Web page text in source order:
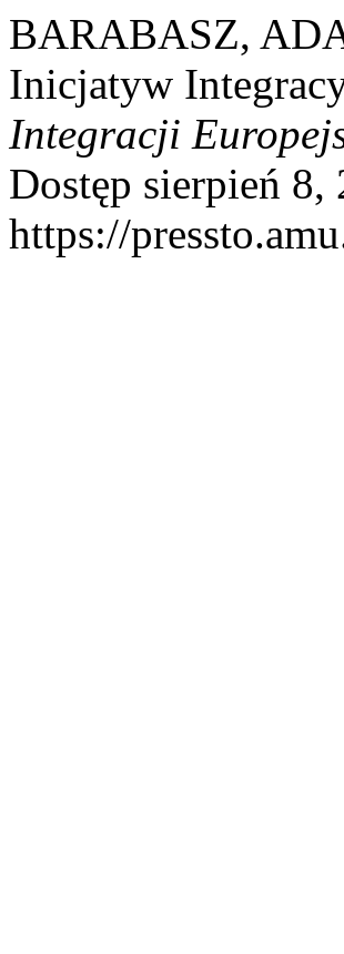
BARABASZ,
Inicjatyw
Integracji
Dostęp sierpień 8,
https://